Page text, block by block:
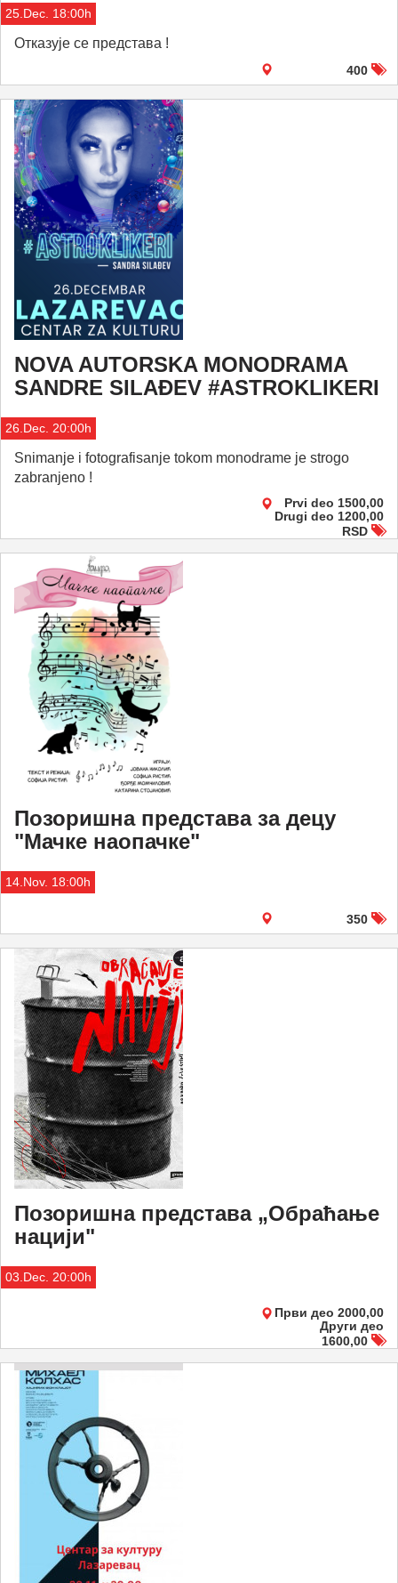
25.Dec. 18:00h
Отказује се представа !
400
NOVA AUTORSKA MONODRAMA
SANDRE SILAĐEV #ASTROKLIKERI
26.Dec. 20:00h
Snimanje i fotografisanje tokom monodrame je strogo
zabranjeno !
Prvi deo 1500,00
Drugi deo 1200,00
RSD
Позоришна представа за децу
"Мачке наопачке"
14.Nov. 18:00h
350
Позоришна представа „Обраћање
нацији"
03.Dec. 20:00h
Први део 2000,00
Други део
1600,00